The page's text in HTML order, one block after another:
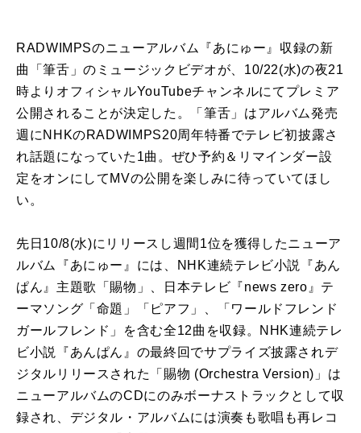
RADWIMPSのニューアルバム『あにゅー』収録の新
曲「筆舌」のミュージックビデオが、10/22(水)の夜21
時よりオフィシャルYouTubeチャンネルにてプレミア
公開されることが決定した。「筆舌」はアルバム発売
週にNHKのRADWIMPS20周年特番でテレビ初披露さ
れ話題になっていた1曲。ぜひ予約＆リマインダー設
定をオンにしてMVの公開を楽しみに待っていてほし
い。
先日10/8(水)にリリースし週間1位を獲得したニューア
ルバム『あにゅー』には、NHK連続テレビ小説『あん
ぱん』主題歌「賜物」、日本テレビ『news zero』テ
ーマソング「命題」「ピアフ」、「ワールドフレンド
ガールフレンド」を含む全12曲を収録。NHK連続テレ
ビ小説『あんぱん』の最終回でサプライズ披露されデ
ジタルリリースされた「賜物 (Orchestra Version)」は
ニューアルバムのCDにのみボーナストラックとして収
録され、デジタル・アルバムには演奏も歌唱も再レコ